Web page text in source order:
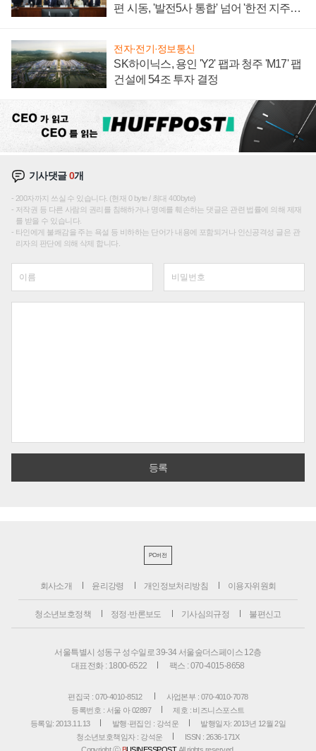
편 시동, '발전5사 통합' 넘어 '한전 지주사'
전자·전기·정보통신
SK하이닉스, 용인 'Y2' 팹과 청주 'M17' 팹
건설에 54조 투자 결정
기사댓글0개
200자까지 쓰실 수 있습니다. (현재 0 byte / 최대 400byte)
저작권 등 다른 사람의 권리를 침해하거나 명예를 훼손하는 댓글은 관련 법률에 의해 제재
를 받을 수 있습니다.
타인에게 불쾌감을 주는 욕설 등 비하하는 단어가 내용에 포함되거나 인신공격성 글은 관
리자의 판단에 의해 삭제 합니다.
PC버전
회사소개 윤리강령 개인정보처리방침 이용자위원회
청소년보호정책 정정·반론보도 기사심의규정 불편신고
서울특별시 성동구 성수일로 39-34 서울숲더스페이스 12층
대표전화 : 1800-6522
팩스 : 070-4015-8658
편집국 : 070-4010-8512
사업본부 : 070-4010-7078
등록번호 : 서울 아 02897
제호 : 비즈니스포스트
등록일: 2013.11.13
발행·편집인 : 강석운
발행일자: 2013년 12월 2일
청소년보호책임자 : 강석운
ISSN : 2636-171X